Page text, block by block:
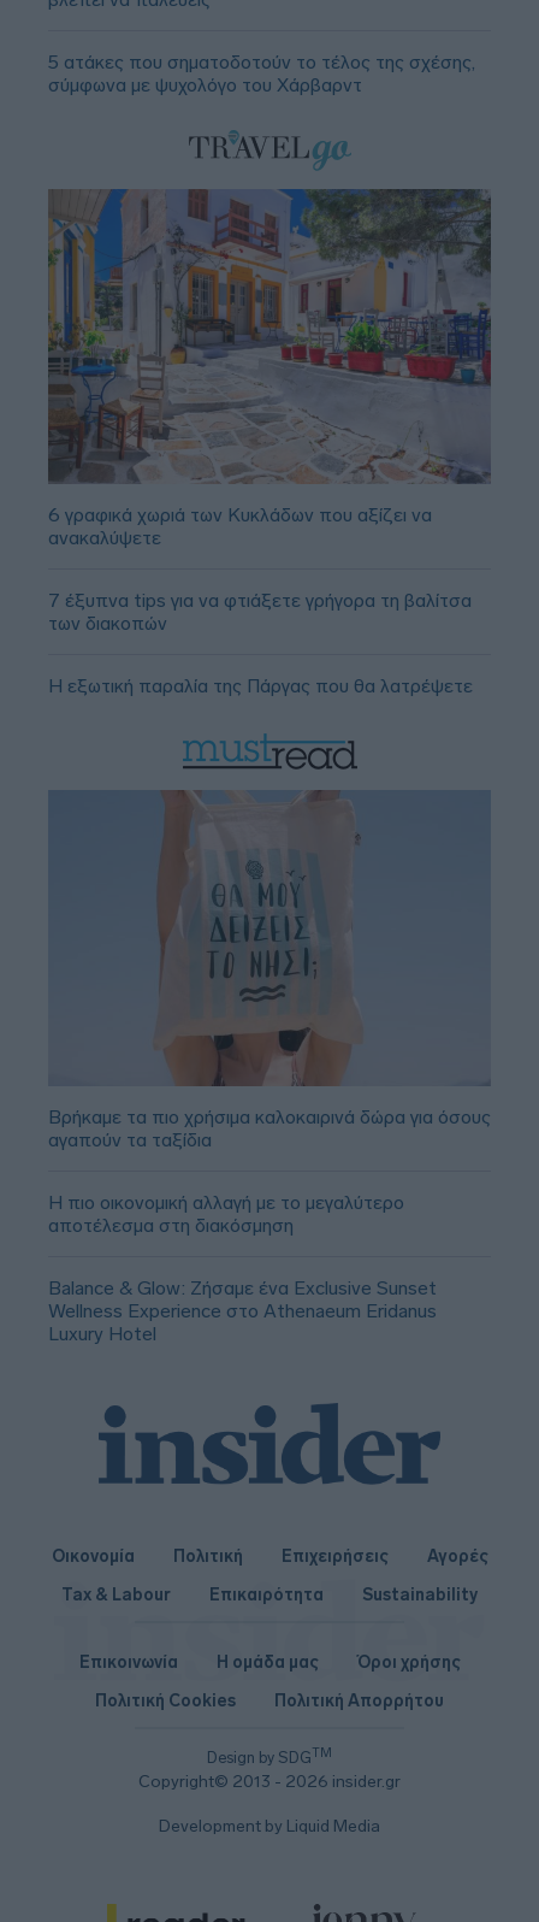
5 ατάκες που σηματοδοτούν το τέλος της σχέσης,
σύμφωνα με ψυχολόγο του Χάρβαρντ
6 γραφικά χωριά των Κυκλάδων που αξίζει να
ανακαλύψετε
7 έξυπνα tips για να φτιάξετε γρήγορα τη βαλίτσα
των διακοπών
Η εξωτική παραλία της Πάργας που θα λατρέψετε
Βρήκαμε τα πιο χρήσιμα καλοκαιρινά δώρα για όσους
αγαπούν τα ταξίδια
Η πιο οικονομική αλλαγή με το μεγαλύτερο
αποτέλεσμα στη διακόσμηση
Balance & Glow: Ζήσαμε ένα Exclusive Sunset
Wellness Experience στο Athenaeum Eridanus
Luxury Hotel
Οικονομία Πολιτική Επιχειρήσεις
Αγορές
Tax & Labour
Επικαιρότητα Sustainability
Design by SDGTM
Copyright© 2013 - 2026 insider.gr
Επικοινωνία Η ομάδα μας
Όροι χρήσης
Πολιτική Cookies
Πολιτική Απορρήτου
Development by Liquid Media